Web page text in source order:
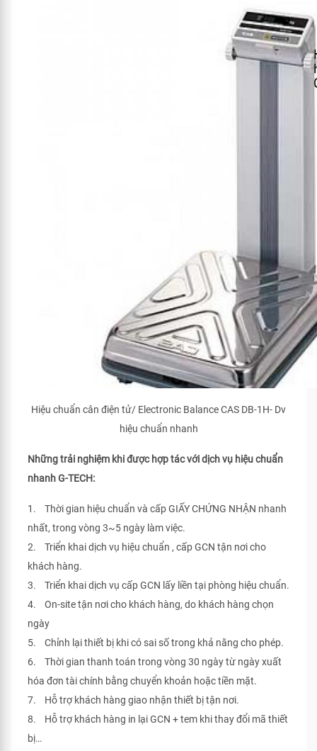
Hiệu chuẩn cân điện tử/ Electronic Balance CAS DB-1H- Dv
hiệu chuẩn nhanh
Những trải nghiệm khi được hợp tác với dịch vụ hiệu chuẩn
nhanh G-TECH:
1. Thời gian hiệu chuẩn và cấp GIẤY CHỨNG NHẬN nhanh
nhất, trong vòng 3~5 ngày làm việc.
2. Triển khai dịch vụ hiệu chuẩn , cấp GCN tận nơi cho
khách hàng.
3. Triển khai dịch vụ cấp GCN lấy liền tại phòng hiệu chuẩn.
4. On-site tận nơi cho khách hàng, do khách hàng chọn
ngày
5. Chỉnh lại thiết bị khi có sai số trong khả năng cho phép.
6. Thời gian thanh toán trong vòng 30 ngày từ ngày xuất
hóa đơn tài chính bằng chuyển khoản hoặc tiền mặt.
7. Hỗ trợ khách hàng giao nhận thiết bị tận nơi.
8. Hỗ trợ khách hàng in lại GCN + tem khi thay đổi mã thiết
bị…